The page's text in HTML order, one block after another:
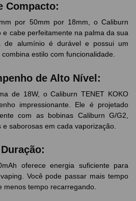
Compacto:
por 50mm por 18mm, o Caliburn
e cabe perfeitamente na palma da sua
de alumínio é durável e possui um
estilo com funcionalidade.
de Alto Nível:
de 18W, o Caliburn TENET KOKO
impressionante. Ele é projetado
com as bobinas Caliburn G/G2,
saborosas em cada vaporização.
oferece energia suficiente para
Você pode passar mais tempo
menos tempo recarregando.